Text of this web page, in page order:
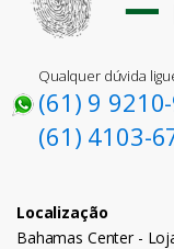
Qualquer dúvida
(61) 9
(61) 4103-
Localização
Bahamas Center -